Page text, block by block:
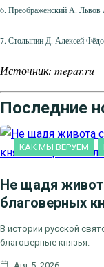
6. Преображенский А.
7. Столыпин Д. Алексей
Источник: mepar.ru
Последние
КАК МЫ ВЕРУЕМ
Не щадя
благоверных
В истории русской
благоверные князья.